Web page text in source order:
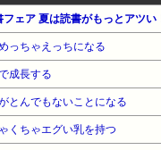
フェア 夏は読書がもっとアツ
っちゃえっちになる
成長する
とんでもないことになる
くちゃエグい乳を持つ